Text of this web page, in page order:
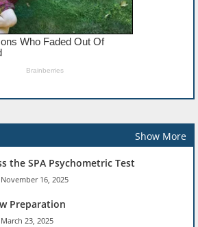
Show More
the SPA Psychometric Test
November 16, 2025
Preparation
March 23, 2025